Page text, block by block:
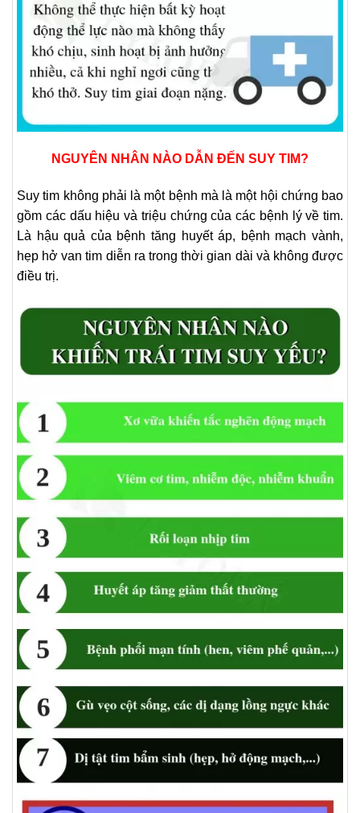
NGUYÊN NHÂN NÀO DẪN ĐẾN SUY TIM?
Suy tim không phải là một bệnh mà là một hội chứng bao
gồm các dấu hiệu và triệu chứng của các bệnh lý về tim.
Là hậu quả của bệnh tăng huyết áp, bệnh mạch vành,
hẹp hở van tim diễn ra trong thời gian dài và không được
điều trị.